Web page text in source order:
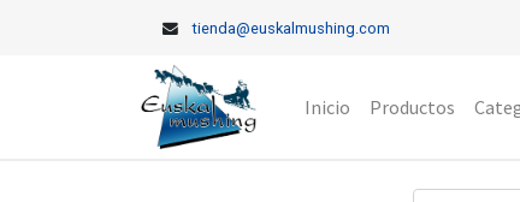
tienda@euskalmushing.com
Inicio Productos